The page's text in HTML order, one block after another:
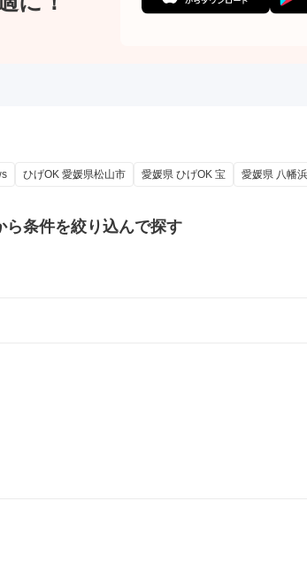
ひげOK 愛媛県松山市 愛媛県 ひげOK 宝 愛媛県 八幡
ら条件を絞り込んで探す